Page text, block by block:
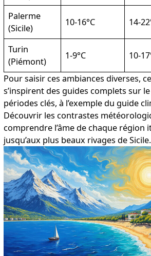
Palerme
(Sicile)
10-16°C 14-
Turin
(Piémont)
1-9°C 10-
Pour saisir ces ambiances diverses,
s’inspirent des guides complets sur
périodes clés, à l’exemple du guide
Découvrir les contrastes
comprendre l’âme de chaque région
jusqu’aux plus beaux rivages de Sicile.